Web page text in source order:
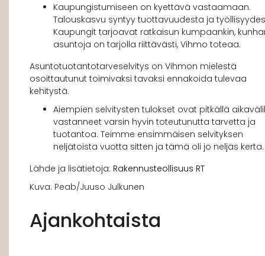
Kaupungistumiseen on kyettävä vastaamaan.
Talouskasvu syntyy tuottavuudesta ja
Kaupungit tarjoavat ratkaisun kumpaankin,
asuntoja on tarjolla riittävästi, Vihmo toteaa.
Asuntotuotantotarveselvitys on Vihmon mielestä
osoittautunut toimivaksi tavaksi ennakoida tulevaa
kehitystä.
Aiempien selvitysten tulokset ovat pitkällä
vastanneet varsin hyvin toteutunutta tarvetta ja
tuotantoa. Teimme ensimmäisen selvityksen
neljätoista vuotta sitten ja tämä oli jo neljäs kerta.
Lähde ja lisätietoja: Rakennusteollisuus RT
Kuva: Peab/Juuso Julkunen
Ajankohtaista